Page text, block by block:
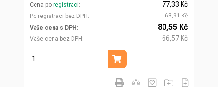
Cena po registraci
Po registraci bez DPH
77,33 Kč
63,91 Kč
Vaše cena s DPH
Vaše cena bez DPH
80,55 Kč
66,57 Kč
ks
Přidat do košíku